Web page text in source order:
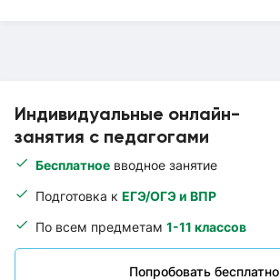
Индивидуальные онлайн-
занятия с педагогами
Бесплатное вводное занятие
Подготовка к ЕГЭ/ОГЭ и ВПР
По всем предметам 1-11 классов
Попробовать бесплатно